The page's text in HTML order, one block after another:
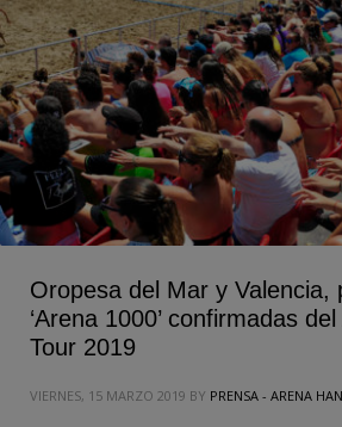
Oropesa del Mar y Valencia,
‘Arena 1000’ confirmadas
Tour 2019
VIERNES, 15 MARZO 2019 BY PRENSA - ARENA